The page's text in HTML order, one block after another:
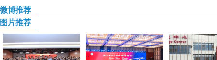
微博推荐
图片推荐